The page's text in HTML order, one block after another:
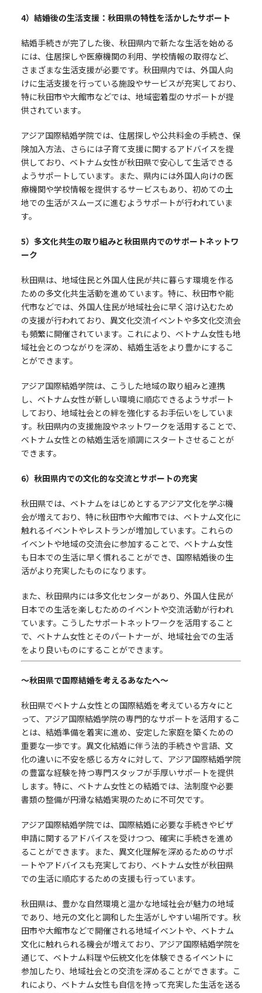
4）結婚後の生活支援：秋田県の特性を活かしたサポート
結婚手続きが完了した後、秋田県内で新たな生活を始める
には、住居探しや医療機関の利用、学校情報の取得など、
さまざまな生活支援が必要です。秋田県内では、外国人向
けに生活支援を行っている施設やサービスが充実しており、
特に秋田市や大館市などでは、地域密着型のサポートが提
供されています。
アジア国際結婚学院では、住居探しや公共料金の手続き、保
険加入方法、さらには子育て支援に関するアドバイスを提
供しており、ベトナム女性が秋田県で安心して生活できる
ようサポートしています。また、県内には外国人向けの医
療機関や学校情報を提供するサービスもあり、初めての土
地での生活がスムーズに進むようサポートが行われていま
す。
5）多文化共生の取り組みと秋田県内でのサポートネットワ
ーク
秋田県は、地域住民と外国人住民が共に暮らす環境を作る
ための多文化共生活動を進めています。特に、秋田市や能
代市などでは、外国人住民が地域社会に早く溶け込むため
の支援が行われており、異文化交流イベントや多文化交流会
も頻繁に開催されています。これにより、ベトナム女性も地
域社会とのつながりを深め、結婚生活をより豊かにするこ
とができます。
アジア国際結婚学院は、こうした地域の取り組みと連携
し、ベトナム女性が新しい環境に順応できるようサポート
しており、地域社会との絆を強化するお手伝いをしていま
す。秋田県内の支援施設やネットワークを活用することで、
ベトナム女性との結婚生活を順調にスタートさせることが
できます。
6）秋田県内での文化的な交流とサポートの充実
秋田県では、ベトナムをはじめとするアジア文化を学ぶ機
会が増えており、特に秋田市や大館市では、ベトナム文化に
触れるイベントやレストランが増加しています。これらの
イベントや地域の交流会に参加することで、ベトナム女性
も日本での生活に早く慣れることができ、国際結婚後の生
活がより充実したものになります。
また、秋田県内には多文化センターがあり、外国人住民が
日本での生活を楽しむためのイベントや交流活動が行われ
ています。こうしたサポートネットワークを活用すること
で、ベトナム女性とそのパートナーが、地域社会での生活
をより良いものにすることができます。
～秋田県で国際結婚を考えるあなたへ～
秋田県でベトナム女性との国際結婚を考えている方々にと
って、アジア国際結婚学院の専門的なサポートを活用するこ
とは、結婚準備を着実に進め、安定した家庭を築くための
重要な一歩です。異文化結婚に伴う法的手続きや言語、文
化の違いに不安を感じる方々に対して、アジア国際結婚学院
の豊富な経験を持つ専門スタッフが手厚いサポートを提供
します。特に、ベトナム女性との結婚では、法制度や必要
書類の整備が円滑な結婚実現のために不可欠です。
アジア国際結婚学院では、国際結婚に必要な手続きやビザ
申請に関するアドバイスを受けつつ、確実に手続きを進め
ることができます。また、異文化理解を深めるためのサポ
ートやアドバイスも充実しており、ベトナム女性が秋田県
での生活に順応するための支援も行っています。
秋田県は、豊かな自然環境と温かな地域社会が魅力の地域
であり、地元の文化と調和した生活がしやすい場所です。秋
田市や大館市などで開催される地域イベントや、ベトナム
文化に触れられる機会が増えており、アジア国際結婚学院を
通じて、ベトナム料理や伝統文化を体験できるイベントに
参加したり、地域社会との交流を深めることができます。こ
れにより、ベトナム女性も自信を持って充実した生活を送る